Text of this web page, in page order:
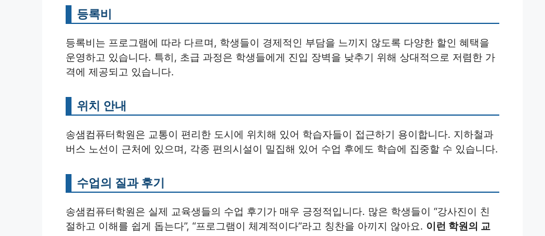
등록비
등록비는 프로그램에 따라 다르며, 학생들이 경제적인 부담을 느끼지 않도록 다양한 할인 혜택을
운영하고 있습니다. 특히, 초급 과정은 학생들에게 진입 장벽을 낮추기 위해 상대적으로 저렴한 가
격에 제공되고 있습니다.
위치 안내
송샘컴퓨터학원은 교통이 편리한 도시에 위치해 있어 학습자들이 접근하기 용이합니다. 지하철과
버스 노선이 근처에 있으며, 각종 편의시설이 밀집해 있어 수업 후에도 학습에 집중할 수 있습니다.
수업의 질과 후기
송샘컴퓨터학원은 실제 교육생들의 수업 후기가 매우 긍정적입니다. 많은 학생들이 “강사진이 친
절하고 이해를 쉽게 돕는다”, “프로그램이 체계적이다”라고 칭찬을 아끼지 않아요. 이런 학원의 교